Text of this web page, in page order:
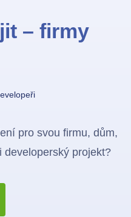
– firmy
pro svou firmu, dům,
developerský projekt?